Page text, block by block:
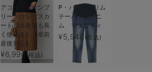
アコーディオンプ
リーツロングスカ
ート【出産後も長
く使える】【産前
産後対応】
¥6,990 (税込)
P・パンツスリム
テーパードデニ
ム マタニティ
¥5,940(税込)